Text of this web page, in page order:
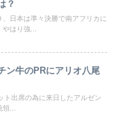
？
日本は準々決勝で南アフリカに
やはり強...
ン牛のPRにアリオ八尾
出席の為に来日したアルゼン
領...